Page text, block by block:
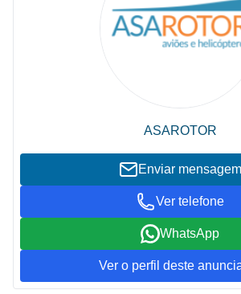
ASAROTOR
Enviar mensagem
Ver telefone
WhatsApp
Ver o perfil deste